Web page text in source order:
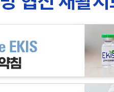
진행을 막는 8가
악화됐다면 원인
진짜 척추관협